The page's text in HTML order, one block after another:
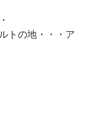
トの地・・・ア